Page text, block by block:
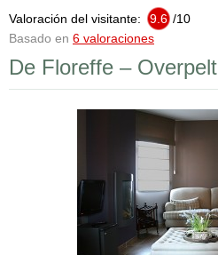
Valoración del visitante:
9.6 /10
Basado en 6 valoraciones
De Floreffe – Overpelt